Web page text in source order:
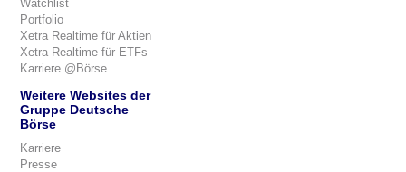
Watchlist
Portfolio
Xetra Realtime für Aktien
Xetra Realtime für ETFs
Karriere @Börse
Weitere Websites der
Gruppe Deutsche
Börse
Karriere
Presse